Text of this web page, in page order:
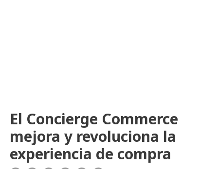
El Concierge Commerce
mejora y revoluciona la
experiencia de compra